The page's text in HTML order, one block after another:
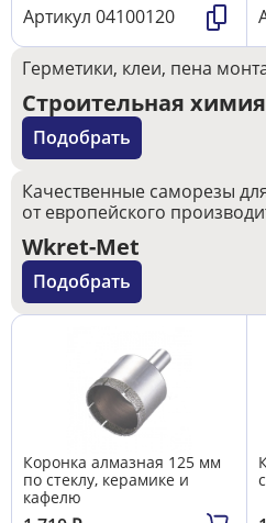
Артикул 04100120
Герметики, клеи, пена
Строительная химия
Подобрать
Качественные саморезы
от европейского
Wkret-Met
Подобрать
Коронка алмазная 125 мм
по стеклу, керамике и
кафелю